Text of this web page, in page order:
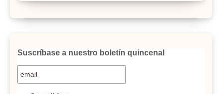
Suscríbase a nuestro boletín quincenal